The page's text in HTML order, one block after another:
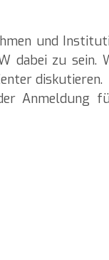
und
dabei zu
diskutieren.
Anmeldung